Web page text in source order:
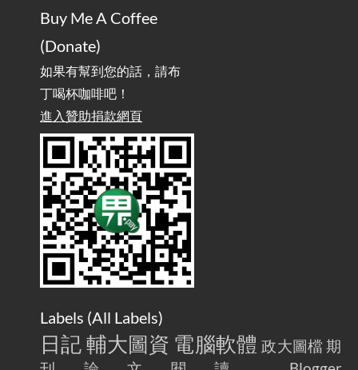
Home Is More Than Just an Ad Blocker
Buy Me A Coffee
(Donate)
如果有幫到您的話，請布
丁喝杯咖啡吧！
進入贊助捐款網頁
Labels (All Labels)
日記 輔大圖資 電腦軟體 政大圖檔 期